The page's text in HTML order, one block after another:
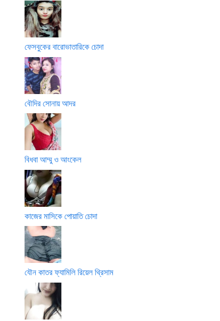
ফেসবুকের বারোভাতারিকে চোদা
বৌদির সোনায় আদর
বিধবা আম্মু ও আংকেল
কাজের মাসিকে পোয়াতি চোদা
যৌন কাতর ফ্যামিলি রিয়েল থ্রিসাম